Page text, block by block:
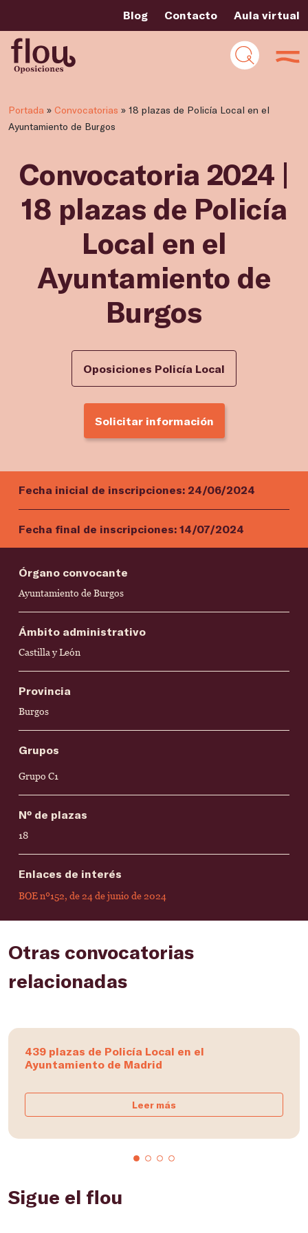
Blog Contacto Aula virtual
Portada » Convocatorias » 18 plazas de Policía Local en el
Ayuntamiento de Burgos
Convocatoria 2024 |
18 plazas de Policía
Local en el
Ayuntamiento de
Burgos
Oposiciones Policía Local
Solicitar información
Fecha inicial de inscripciones: 24/06/2024
Fecha final de inscripciones: 14/07/2024
Órgano convocante
Ayuntamiento de Burgos
Ámbito administrativo
Castilla y León
Provincia
Burgos
Grupos
Grupo C1
Nº de plazas
18
Enlaces de interés
BOE nº152, de 24 de junio de 2024
Otras convocatorias
relacionadas
439 plazas de Policía Local en el
Ayuntamiento de Madrid
Leer más
Sigue el flou